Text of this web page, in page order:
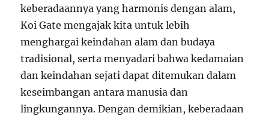
keberadaannya yang harmonis dengan alam,
Koi Gate mengajak kita untuk lebih
menghargai keindahan alam dan budaya
tradisional, serta menyadari bahwa kedamaian
dan keindahan sejati dapat ditemukan dalam
keseimbangan antara manusia dan
lingkungannya. Dengan demikian, keberadaan